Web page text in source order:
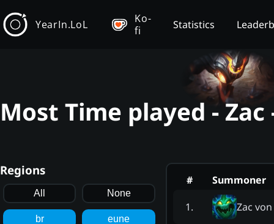
YearIn.LoL
Ko-
fi
Statistics
Most Time played -
Regions
All None
br eune
#
Summoner
1. Zac